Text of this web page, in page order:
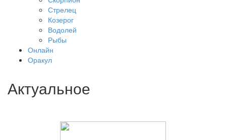
Стрелец
Козерог
Водолей
Рыбы
Онлайн
Оракул
Актуальное